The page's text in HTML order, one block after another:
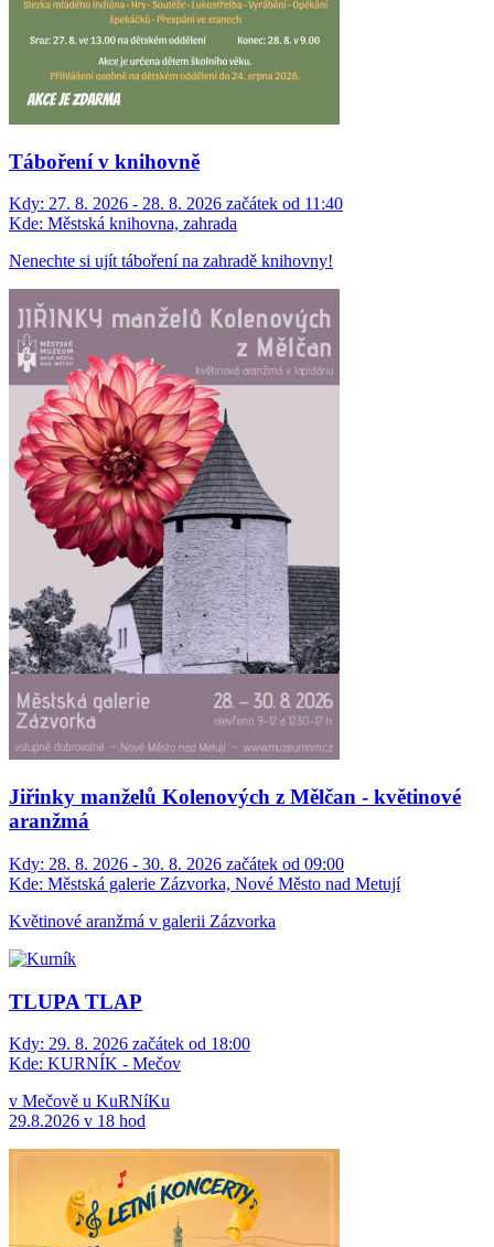
Táboření v knihovně
Kdy: 27. 8. 2026 - 28. 8. 2026 začátek od 11:40
Kde: Městská knihovna, zahrada
Nenechte si ujít táboření na zahradě knihovny!
Jiřinky manželů Kolenových z Mělčan - květinové
aranžmá
Kdy: 28. 8. 2026 - 30. 8. 2026 začátek od 09:00
Kde: Městská galerie Zázvorka, Nové Město nad Metují
Květinové aranžmá v galerii Zázvorka
TLUPA TLAP
Kdy: 29. 8. 2026 začátek od 18:00
Kde: KURNÍK - Mečov
v Mečově u KuRNíKu
29.8.2026 v 18 hod